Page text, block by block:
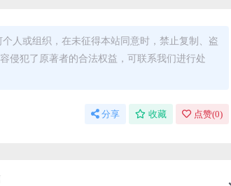
人或组织，在未征得本站同意时，禁止复制、盗
侵犯了原著者的合法权益，可联系我们进行处
分享 收藏 点赞(0)